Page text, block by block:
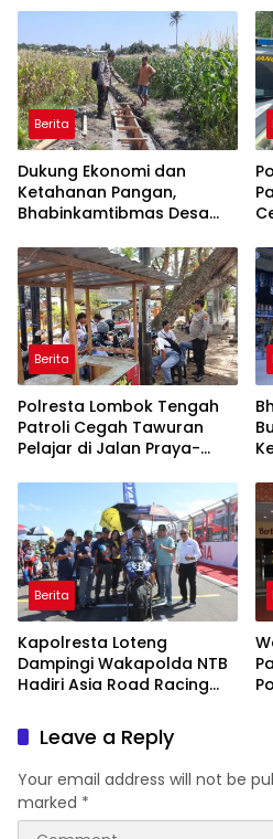
Berita
Dukung Ekonomi dan
Ketahanan Pangan,
Bhabinkamtibmas Desa
Cek Kualitas Hasil
Pertanian
Berita
Polresta Lombok Tengah
Patroli Cegah Tawuran
Pelajar di Jalan Praya-
Berita
Kapolresta Loteng
Dampingi Wakapolda NTB
Hadiri Asia Road Racing
Sirkuit Mandalika
Leave a Reply
Your email address will not be
marked *